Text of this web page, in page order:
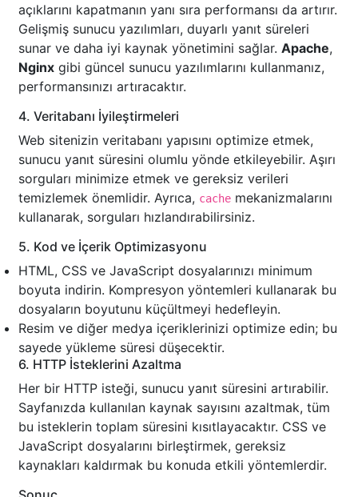
açıklarını kapatmanın yanı sıra performansı da artırır.
Gelişmiş sunucu yazılımları, duyarlı yanıt süreleri
sunar ve daha iyi kaynak yönetimini sağlar. Apache,
Nginx gibi güncel sunucu yazılımlarını kullanmanız,
performansınızı artıracaktır.
4. Veritabanı İyileştirmeleri
Web sitenizin veritabanı yapısını optimize etmek,
sunucu yanıt süresini olumlu yönde etkileyebilir. Aşırı
sorguları minimize etmek ve gereksiz verileri
temizlemek önemlidir. Ayrıca, cache mekanizmalarını
kullanarak, sorguları hızlandırabilirsiniz.
5. Kod ve İçerik Optimizasyonu
HTML, CSS ve JavaScript dosyalarınızı minimum
boyuta indirin. Kompresyon yöntemleri kullanarak bu
dosyaların boyutunu küçültmeyi hedefleyin.
Resim ve diğer medya içeriklerinizi optimize edin; bu
sayede yükleme süresi düşecektir.
6. HTTP İsteklerini Azaltma
Her bir HTTP isteği, sunucu yanıt süresini artırabilir.
Sayfanızda kullanılan kaynak sayısını azaltmak, tüm
bu isteklerin toplam süresini kısıtlayacaktır. CSS ve
JavaScript dosyalarını birleştirmek, gereksiz
kaynakları kaldırmak bu konuda etkili yöntemlerdir.